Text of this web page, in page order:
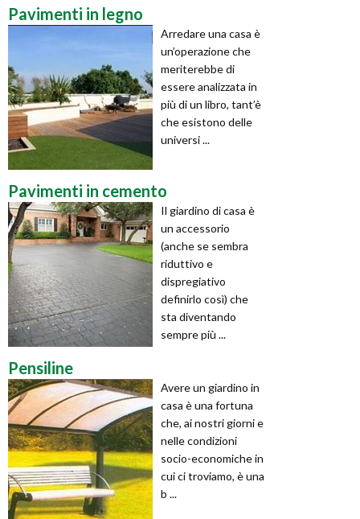
Pavimenti in legno
Arredare una casa è
un’operazione che
meriterebbe di
essere analizzata in
più di un libro, tant’è
che esistono delle
universi ...
Pavimenti in cemento
Il giardino di casa è
un accessorio
(anche se sembra
riduttivo e
dispregiativo
definirlo così) che
sta diventando
sempre più ...
Pensiline
Avere un giardino in
casa è una fortuna
che, ai nostri giorni e
nelle condizioni
socio-economiche in
cui ci troviamo, è una
b ...